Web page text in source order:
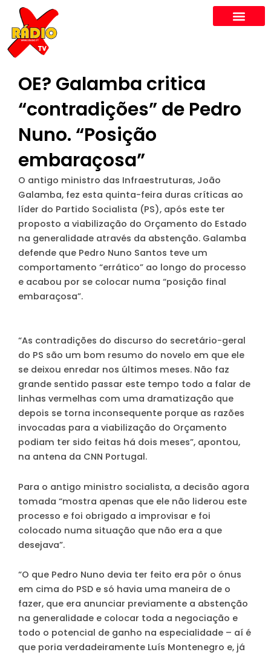
content
OE? Galamba critica
“contradições” de Pedro
Nuno. “Posição
embaraçosa”
O antigo ministro das Infraestruturas, João
Galamba, fez esta quinta-feira duras críticas ao
líder do Partido Socialista (PS), após este ter
proposto a viabilização do Orçamento do Estado
na generalidade através da abstenção. Galamba
defende que Pedro Nuno Santos teve um
comportamento “errático” ao longo do processo
e acabou por se colocar numa “posição final
embaraçosa”.
“As contradições do discurso do secretário-geral
do PS são um bom resumo do novelo em que ele
se deixou enredar nos últimos meses. Não faz
grande sentido passar este tempo todo a falar de
linhas vermelhas com uma dramatização que
depois se torna inconsequente porque as razões
invocadas para a viabilização do Orçamento
podiam ter sido feitas há dois meses”, apontou,
na antena da CNN Portugal.
Para o antigo ministro socialista, a decisão agora
tomada “mostra apenas que ele não liderou este
processo e foi obrigado a improvisar e foi
colocado numa situação que não era a que
desejava”.
“O que Pedro Nuno devia ter feito era pôr o ónus
em cima do PSD e só havia uma maneira de o
fazer, que era anunciar previamente a abstenção
na generalidade e colocar toda a negociação e
todo o potencial de ganho na especialidade – aí é
que poria verdadeiramente Luís Montenegro e, já